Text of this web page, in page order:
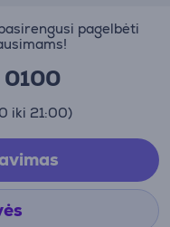
pagelbėti
iki 21:00)